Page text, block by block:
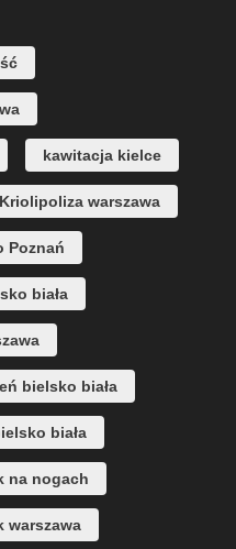
kawitacja kielce
Kriolipoliza warszawa
Poznań
biała
bielsko biała
biała
na nogach
warszawa